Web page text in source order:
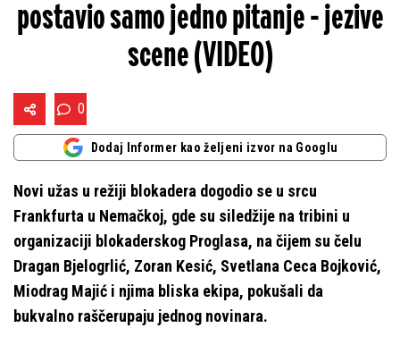
postavio samo jedno pitanje - jezive
scene (VIDEO)
0
Dodaj Informer kao željeni izvor na Googlu
Novi užas u režiji blokadera dogodio se u srcu
Frankfurta u Nemačkoj, gde su siledžije na tribini u
organizaciji blokaderskog Proglasa, na čijem su čelu
Dragan Bjelogrlić, Zoran Kesić, Svetlana Ceca Bojković,
Miodrag Majić i njima bliska ekipa, pokušali da
bukvalno raščerupaju jednog novinara.